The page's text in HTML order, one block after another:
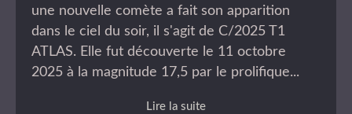
une nouvelle comète a fait son apparition
dans le ciel du soir, il s'agit de C/2025 T1
ATLAS. Elle fut découverte le 11 octobre
2025 à la magnitude 17,5 par le prolifique...
Lire la suite